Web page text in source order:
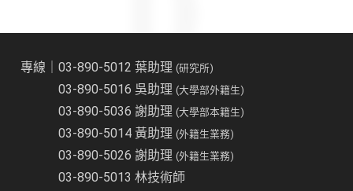
專線｜03-890-5012 葉助理(研究所)
03-890-5016 吳助理(大學部外籍生)
03-890-5036 謝助理(大學部本籍生)
03-890-5014 黃助理(外籍生業務)
03-890-5026 謝助理(外籍生業務)
03-890-5013 林技術師